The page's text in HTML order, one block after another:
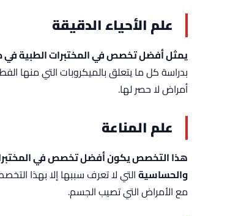
علم الأحياء الدقيقة
يمثل أفضل تخصص في المختبرات الطبية في
بدراسة كل ما يتعلق بالميكروبات التي منها
أمراض لا حصر لها.
علم المناعة
هذا التخصص يكون أفضل تخصص في
والحساسيةالتي لا تعرف سببها إلا بهذا
مع الأمراض التي تصيب الجسم.